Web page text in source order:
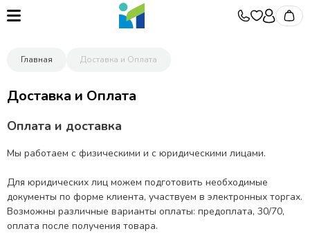
Главная Доставка и Оплата
Доставка и Оплата
Оплата и доставка
Мы работаем с физическими и с юридическими лицами.
Для юридических лиц можем подготовить необходимые
документы по форме клиента, участвуем в электронных торгах.
Возможны различные варианты оплаты: предоплата, 30/70,
оплата после получения товара.